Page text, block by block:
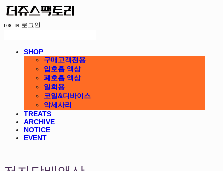
LOG IN 로그인
SHOP
구매고객전용
입호흡 액상
폐호흡 액상
일회용
코일&디바이스
악세사리
TREATS
ARCHIVE
NOTICE
EVENT